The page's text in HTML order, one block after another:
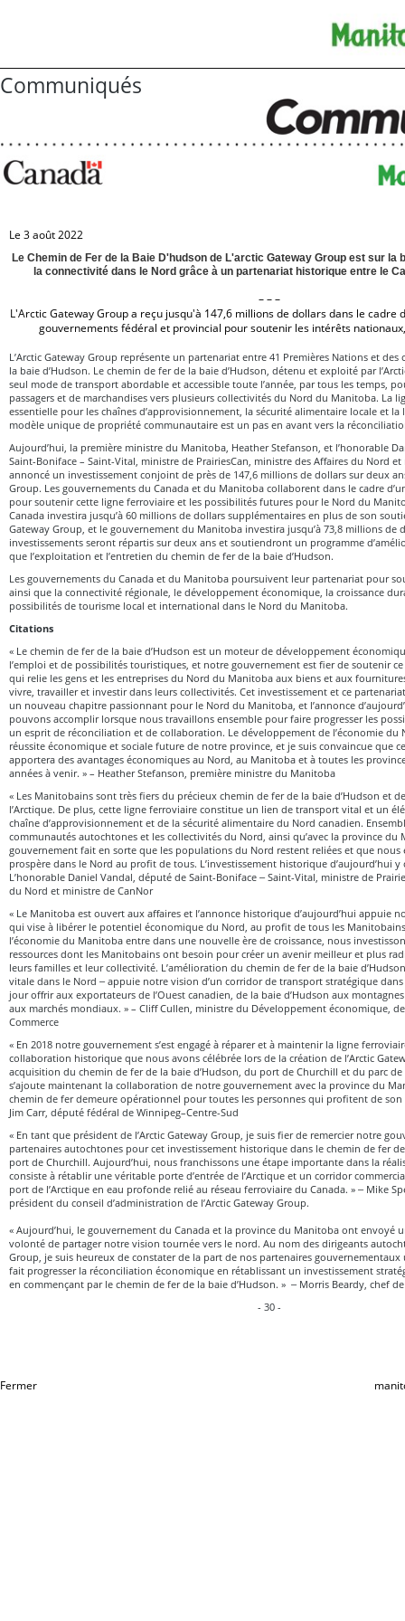
Communiqués
Le 3 août 2022
Le Chemin de Fer de la Baie D'hudson de L'arctic Gateway Group est sur la
la connectivité dans le Nord grâce à un partenariat historique entre le
– – –
L'Arctic Gateway Group a reçu jusqu'à 147,6 millions de dollars dans le
gouvernements fédéral et provincial pour soutenir les intérêts
L’Arctic Gateway Group représente un partenariat entre 41 Premières Nations et
la baie d’Hudson. Le chemin de fer de la baie d’Hudson, détenu et exploité par
seul mode de transport abordable et accessible toute l’année, par tous les temps,
passagers et de marchandises vers plusieurs collectivités du Nord du Manitoba. La
essentielle pour les chaînes d’approvisionnement, la sécurité alimentaire locale et la
modèle unique de propriété communautaire est un pas en avant vers la
Aujourd’hui, la première ministre du Manitoba, Heather Stefanson, et l’honorable
Saint-Boniface – Saint-Vital, ministre de PrairiesCan, ministre des Affaires du Nord
annoncé un investissement conjoint de près de 147,6 millions de dollars sur deux
Group. Les gouvernements du Canada et du Manitoba collaborent dans le cadre
pour soutenir cette ligne ferroviaire et les possibilités futures pour le Nord du
Canada investira jusqu’à 60 millions de dollars supplémentaires en plus de son
Gateway Group, et le gouvernement du Manitoba investira jusqu’à 73,8 millions de
investissements seront répartis sur deux ans et soutiendront un programme
que l’exploitation et l’entretien du chemin de fer de la baie d’Hudson.
Les gouvernements du Canada et du Manitoba poursuivent leur partenariat pour
ainsi que la connectivité régionale, le développement économique, la croissance
possibilités de tourisme local et international dans le Nord du Manitoba.
Citations
« Le chemin de fer de la baie d’Hudson est un moteur de développement
l’emploi et de possibilités touristiques, et notre gouvernement est fier de soutenir
qui relie les gens et les entreprises du Nord du Manitoba aux biens et aux
vivre, travailler et investir dans leurs collectivités. Cet investissement et ce
un nouveau chapitre passionnant pour le Nord du Manitoba, et l’annonce
pouvons accomplir lorsque nous travaillons ensemble pour faire progresser les
un esprit de réconciliation et de collaboration. Le développement de l’économie du
réussite économique et sociale future de notre province, et je suis convaincue que
apportera des avantages économiques au Nord, au Manitoba et à toutes les
années à venir. » – Heather Stefanson, première ministre du Manitoba
« Les Manitobains sont très fiers du précieux chemin de fer de la baie d’Hudson et
l’Arctique. De plus, cette ligne ferroviaire constitue un lien de transport vital et un
chaîne d’approvisionnement et de la sécurité alimentaire du Nord canadien.
communautés autochtones et les collectivités du Nord, ainsi qu’avec la province du
gouvernement fait en sorte que les populations du Nord restent reliées et que nous
prospère dans le Nord au profit de tous. L’investissement historique d’aujourd’hui y
L’honorable Daniel Vandal, député de Saint-Boniface ‒ Saint-Vital, ministre de
du Nord et ministre de CanNor
« Le Manitoba est ouvert aux affaires et l’annonce historique d’aujourd’hui appuie
qui vise à libérer le potentiel économique du Nord, au profit de tous les
l’économie du Manitoba entre dans une nouvelle ère de croissance, nous
ressources dont les Manitobains ont besoin pour créer un avenir meilleur et plus
leurs familles et leur collectivité. L’amélioration du chemin de fer de la baie
vitale dans le Nord ‒ appuie notre vision d’un corridor de transport stratégique
jour offrir aux exportateurs de l’Ouest canadien, de la baie d’Hudson aux
aux marchés mondiaux. » – Cliff Cullen, ministre du Développement économique,
Commerce
« En 2018 notre gouvernement s’est engagé à réparer et à maintenir la ligne
collaboration historique que nous avons célébrée lors de la création de l’Arctic
acquisition du chemin de fer de la baie d’Hudson, du port de Churchill et du parc
s’ajoute maintenant la collaboration de notre gouvernement avec la province du
chemin de fer demeure opérationnel pour toutes les personnes qui profitent de son
Jim Carr, député fédéral de Winnipeg–Centre-Sud
« En tant que président de l’Arctic Gateway Group, je suis fier de remercier notre
partenaires autochtones pour cet investissement historique dans le chemin de fer
port de Churchill. Aujourd’hui, nous franchissons une étape importante dans la
consiste à rétablir une véritable porte d’entrée de l’Arctique et un corridor
port de l’Arctique en eau profonde relié au réseau ferroviaire du Canada. » ‒ Mike
président du conseil d’administration de l’Arctic Gateway Group.
« Aujourd’hui, le gouvernement du Canada et la province du Manitoba ont envoyé
volonté de partager notre vision tournée vers le nord. Au nom des dirigeants
Group, je suis heureux de constater de la part de nos partenaires
fait progresser la réconciliation économique en rétablissant un investissement
en commençant par le chemin de fer de la baie d’Hudson. » ‒ Morris Beardy, chef
- 30 -
Fermer